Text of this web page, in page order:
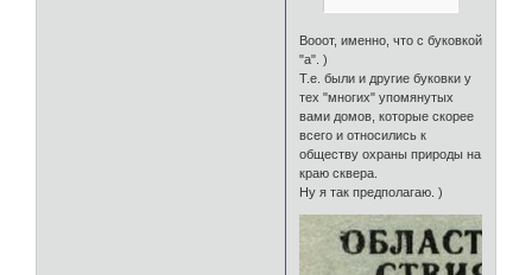
Вооот, именно, что с буковкой
"а". )
Т.е. были и другие буковки у
тех "многих" упомянутых
вами домов, которые скорее
всего и относились к
обществу охраны природы на
краю сквера.
Ну я так предполагаю. )